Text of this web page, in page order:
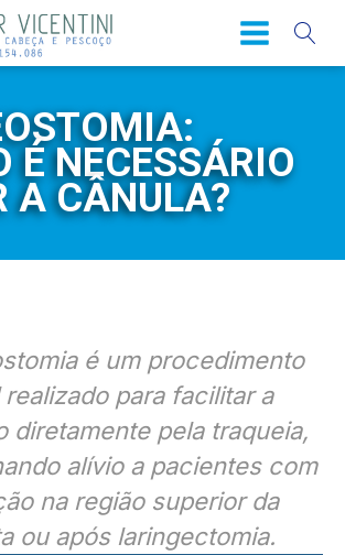
É NECESSÁRIO
A CÂNULA?
é um procedimento
para facilitar a
diretamente pela traqueia,
alívio a pacientes com
na região superior da
ou após laringectomia.